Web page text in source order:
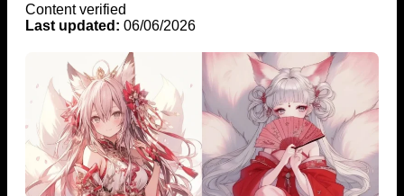
Content verified
Last updated: 06/06/2026